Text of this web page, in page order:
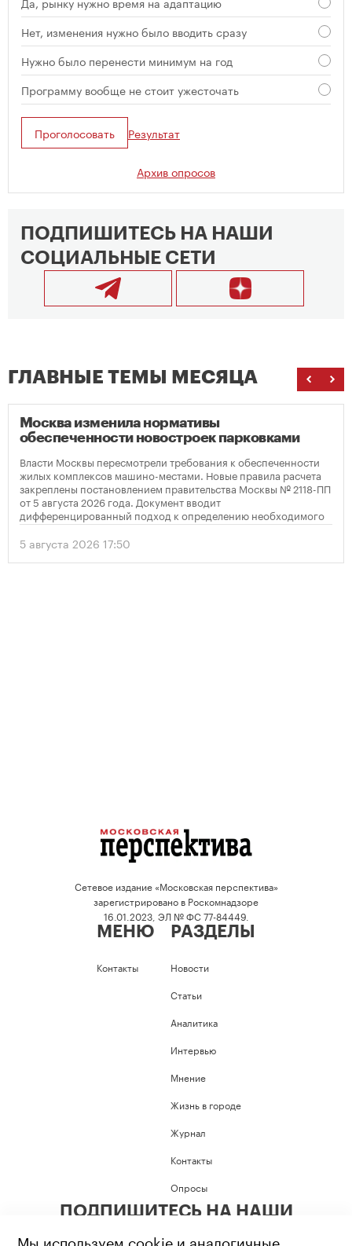
Нет, изменения нужно было вводить сразу
Нужно было перенести минимум на год
Программу вообще не стоит ужесточать
Проголосовать Результат
Архив опросов
ПОДПИШИТЕСЬ НА НАШИ
СОЦИАЛЬНЫЕ СЕТИ
ГЛАВНЫЕ ТЕМЫ МЕСЯЦА
Москва изменила нормативы
обеспеченности новостроек парковками
Власти Москвы пересмотрели требования к обеспеченности
жилых комплексов машино-местами. Новые правила расчета
закреплены постановлением правительства Москвы № 2118-ПП
от 5 августа 2026 года. Документ вводит
дифференцированный подход к определению необходимого
количества парковок в зависимости от площади квартир и
устанавливает переходный период для уже согласованных
проектов.
5 августа 2026 17:50
Сетевое издание «Московская перспектива»
зарегистрировано в Роскомнадзоре
16.01.2023, ЭЛ № ФС 77-84449.
МЕНЮ
Контакты
РАЗДЕЛЫ
Новости
Статьи
Аналитика
Интервью
Мнение
Жизнь в городе
Журнал
Контакты
Опросы
ПОДПИШИТЕСЬ НА НАШИ
Мы используем cookie и аналогичные